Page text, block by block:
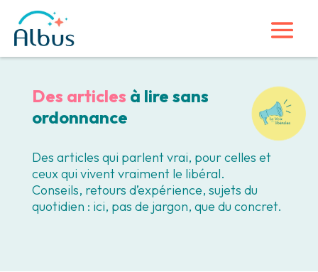
Des articles à lire sans
ordonnance
Des articles qui parlent vrai, pour celles et
ceux qui vivent vraiment le libéral.
Conseils, retours d’expérience, sujets du
quotidien : ici, pas de jargon, que du concret.